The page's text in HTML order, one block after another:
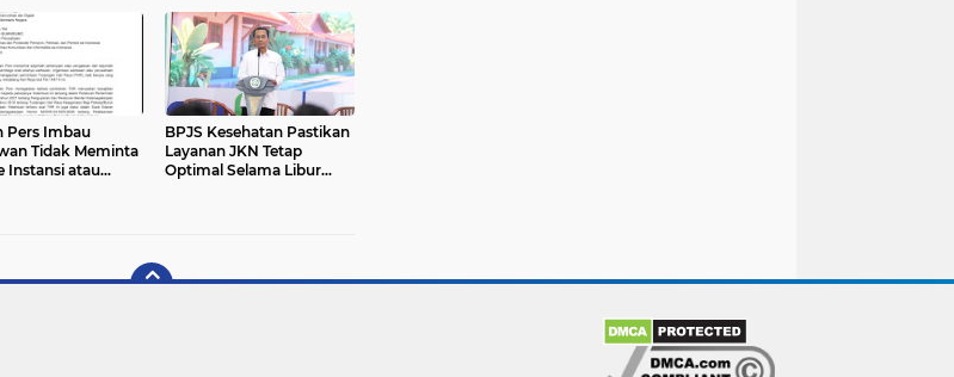
Pers Imbau
Tidak Meminta
Instansi atau
BPJS Kesehatan Pastikan
Layanan JKN Tetap
Optimal Selama Libur